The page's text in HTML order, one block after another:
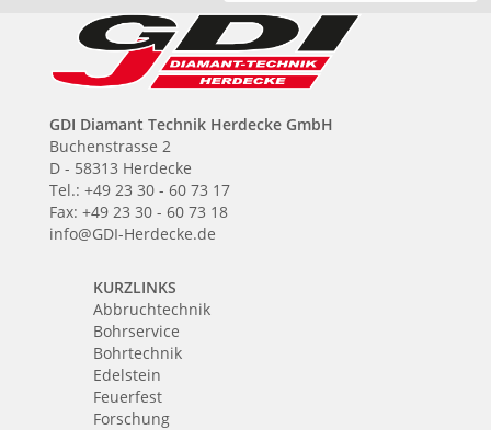
GDI Diamant Technik Herdecke GmbH
Buchenstrasse 2
D - 58313 Herdecke
Tel.: +49 23 30 - 60 73 17
Fax: +49 23 30 - 60 73 18
info@GDI-Herdecke.de
KURZLINKS
Abbruchtechnik
Bohrservice
Bohrtechnik
Edelstein
Feuerfest
Forschung